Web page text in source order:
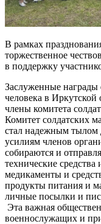
В рамках
торжественное
в поддержку
Заслуженные
человека в Иркутской
члены комитета
Комитет солдатских
стал надежным тылом
усилиям членов
собираются и
технические средства
медикаменты и
продукты питания и
личные посылки и
Эта важная
военнослужащих и